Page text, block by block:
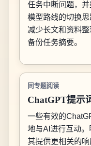
任务中断问题，
模型路线的切换
减少长文和资料
备份任务摘要。
同专题阅读
ChatGPT提示
一些有效的
地与AI进行互动
其提供更相关的